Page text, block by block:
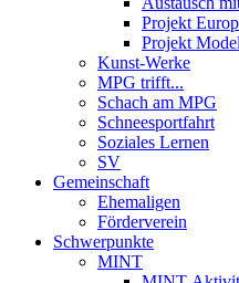
Projekt
Projekt
Kunst-Werke
MPG trifft...
Schach am MPG
Schneesportfahrt
Soziales Lernen
SV
Gemeinschaft
Ehemaligen
Förderverein
Schwerpunkte
MINT